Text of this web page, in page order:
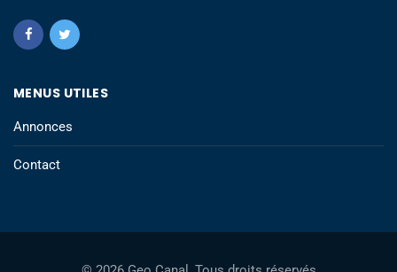
MENUS UTILES
Annonces
Contact